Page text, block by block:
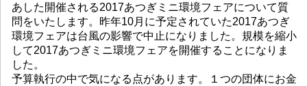
あした開催される2017あつぎミニ環境フェアについて質
問をいたします。昨年10月に予定されていた2017あつぎ
環境フェアは台風の影響で中止になりました。規模を縮小
して2017あつぎミニ環境フェアを開催することになりま
した。
予算執行の中で気になる点があります。１つの団体にお金